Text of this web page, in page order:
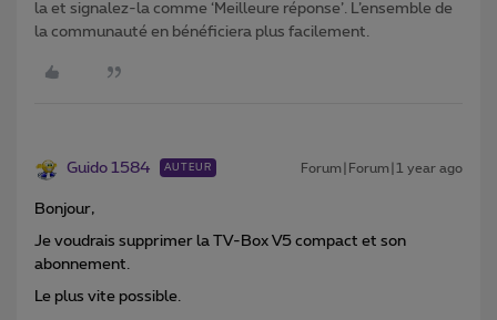
la et signalez-la comme ‘Meilleure réponse’. L’ensemble de
la communauté en bénéficiera plus facilement.
Guido 1584 AUTEUR Forum|Forum|1 year ago
Bonjour,
Je voudrais supprimer la TV-Box V5 compact et son
abonnement.
Le plus vite possible.